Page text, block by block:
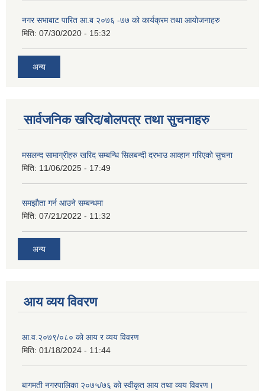
नगर सभाबाट पारित आ.ब २०७६ -७७ को कार्यक्रम तथा आयोजनाहरु
मिति: 07/30/2020 - 15:32
अन्य
सार्वजनिक खरिद/बोलपत्र तथा सुचनाहरु
मसलन्द सामाग्रीहरु खरिद सम्बन्धि सिलबन्दी दरभाउ आव्हान गरिएको सुचना
मिति: 11/06/2025 - 17:49
समझौता गर्न आउने सम्बन्धमा
मिति: 07/21/2022 - 11:32
अन्य
आय व्यय विवरण
आ.व.२०७९/०८० को आय र व्यय विवरण
मिति: 01/18/2024 - 11:44
बागमती नगरपालिका २०७५/७६ को स्वीकृत आय तथा व्यय विवरण।